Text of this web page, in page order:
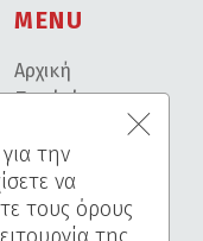
MENU
Αρχική
Ποιοί είμαστε
Έργα
Πριν-Μετά
Χρωματολόγιο
την
να
τους όρους